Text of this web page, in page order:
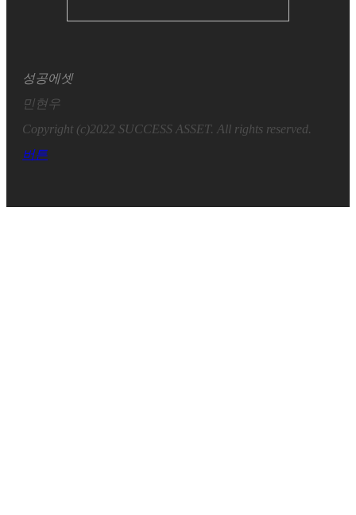
성공에셋
민현우
Copyright (c)2022 SUCCESS ASSET. All rights reserved.
버튼